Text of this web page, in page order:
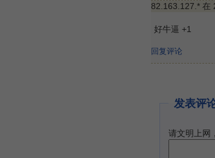
82.163.127.* 在
好牛逼 +1
回复评论
发表评
请文明上网